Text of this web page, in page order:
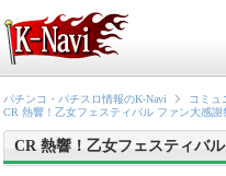
パチンコ・パチスロ情報のK-Navi コミュ
CR 熱響！乙女フェスティバル ファン大感謝
CR 熱響！乙女フェスティバ